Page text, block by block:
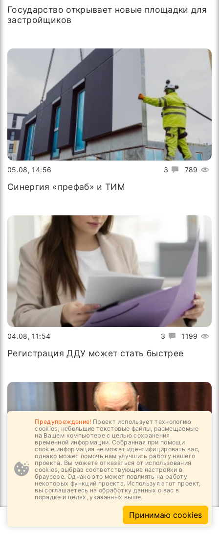
Государство открывает новые площадки для
застройщиков
3 789
05.08, 14:56
Синергия «префаб» и ТИМ
3 1199
04.08, 11:54
Регистрация ДДУ может стать быстрее
03.08, 16:24
Предупреждение! Проект использует технологию
cookies, небольшие текстовые файлы, размещаемые
на Вашем компьютере с целью сохранения
временной информации. Собранная при помощи
cookie информация не может идентифицировать вас,
однако может помочь нам улучшить работу нашего
проекта. Вы можете отказаться от использования
cookies, выбрав соответствующие настройки в
браузере. Однако это может повлиять на работу
некоторых функций проекта. Используя этот проект,
вы соглашаетесь на обработку данных о вас в
порядке и целях, указанных выше.
Принимаю cookies